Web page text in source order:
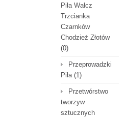
Piła Wałcz
Trzcianka
Czarnków
Chodzież Złotów
(0)
Przeprowadzki
Piła(1)
Przetwórstwo
tworzyw
sztucznych